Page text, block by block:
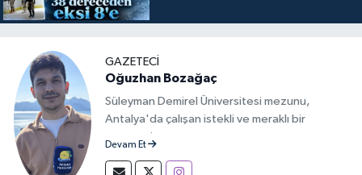
GAZETECİ
Oğuzhan Bozağaç
Süleyman Demirel Üniversitesi mezunu,
Antalya'da çalışan istekli ve meraklı bir
gazeteci.
Devam Et